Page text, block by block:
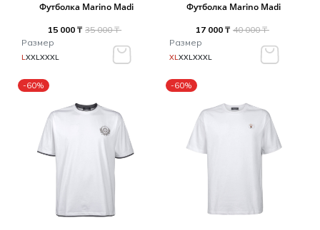
Футболка Marino Madi
15 000 ₸ 35 000 ₸
Размер
LXXLXXXL
Футболка Marino Madi
17 000 ₸ 40 000 ₸
Размер
XLXXLXXXL
-60% -60%